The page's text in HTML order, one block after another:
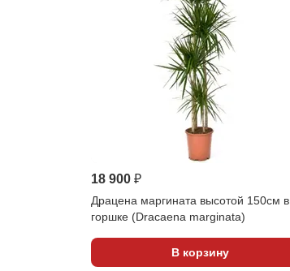
18 900 ₽
Драцена маргината высотой 150см в
горшке (Dracaena marginata)
В корзину